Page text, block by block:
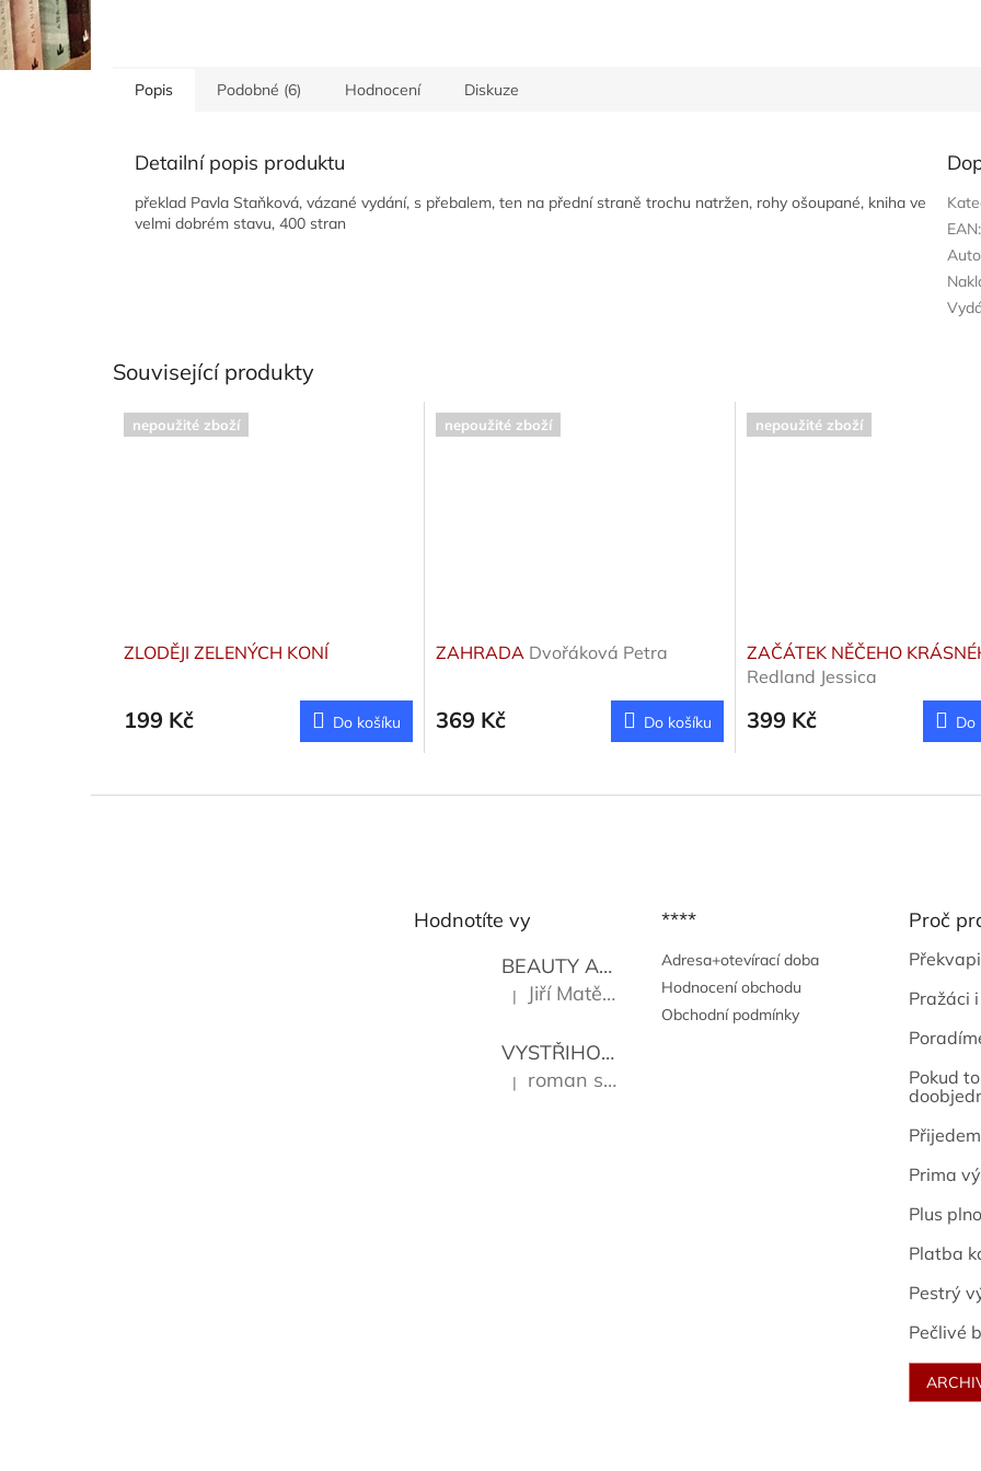
Popis Podobné (6) Hodnocení Diskuze
Detailní popis produktu
překlad Pavla Staňková, vázané vydání, s přebalem, ten na přední straně trochu natržen, rohy ošoupané, kniha ve
velmi dobrém stavu, 400 stran
EAN:
Související produkty
nepoužité zboží
ZLODĚJI ZELENÝCH KONÍ
199 Kč Do košíku
nepoužité zboží
ZAHRADA Dvořáková Petra
369 Kč Do košíku
nepoužité zboží
ZAČÁTEK NĚČEHO
Redland Jessica
399 Kč Do
Hodnotíte vy
BEAUTY AND THE BEAT
Go Go's
Hodnocení produktu je 5 z 5 hvězdiček.
| Jiří Matějů
VYSTŘIHOVÁNKY - PRAŽSKÉ PAMÁTKY Kropáček
Hodnocení produktu je 5 z 5 hvězdiček.
| roman sekanina
****
Adresa+otevírací doba
Hodnocení obchodu
Obchodní podmínky
Proč
Pražáci
Pokud
Prima
Plus
Platba
Pestrý
Pečlivé